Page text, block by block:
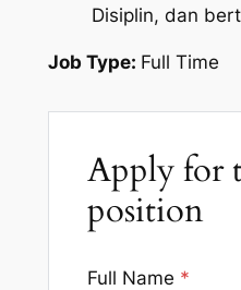
Disiplin, dan
Job Type: Full Time
Apply for
position
Full Name *